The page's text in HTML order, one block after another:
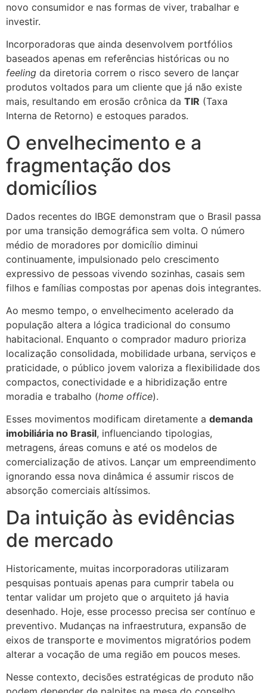
novo consumidor e nas formas de viver, trabalhar e
investir.
Incorporadoras que ainda desenvolvem portfólios
baseados apenas em referências históricas ou no
feeling da diretoria correm o risco severo de lançar
produtos voltados para um cliente que já não existe
mais, resultando em erosão crônica da TIR (Taxa
Interna de Retorno) e estoques parados.
O envelhecimento e a
fragmentação dos
domicílios
Dados recentes do IBGE demonstram que o Brasil passa
por uma transição demográfica sem volta. O número
médio de moradores por domicílio diminui
continuamente, impulsionado pelo crescimento
expressivo de pessoas vivendo sozinhas, casais sem
filhos e famílias compostas por apenas dois integrantes.
Ao mesmo tempo, o envelhecimento acelerado da
população altera a lógica tradicional do consumo
habitacional. Enquanto o comprador maduro prioriza
localização consolidada, mobilidade urbana, serviços e
praticidade, o público jovem valoriza a flexibilidade dos
compactos, conectividade e a hibridização entre
moradia e trabalho (home office).
Esses movimentos modificam diretamente a demanda
imobiliária no Brasil, influenciando tipologias,
metragens, áreas comuns e até os modelos de
comercialização de ativos. Lançar um empreendimento
ignorando essa nova dinâmica é assumir riscos de
absorção comerciais altíssimos.
Da intuição às evidências
de mercado
Historicamente, muitas incorporadoras utilizaram
pesquisas pontuais apenas para cumprir tabela ou
tentar validar um projeto que o arquiteto já havia
desenhado. Hoje, esse processo precisa ser contínuo e
preventivo. Mudanças na infraestrutura, expansão de
eixos de transporte e movimentos migratórios podem
alterar a vocação de uma região em poucos meses.
Nesse contexto, decisões estratégicas de produto não